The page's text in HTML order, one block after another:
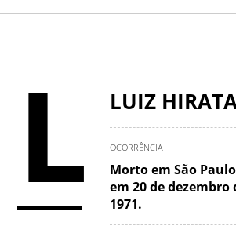
Q .R.S .T.U
W
.X.Y.Z
L LUIZ
OCORRÊNCIA
Morto em São
em 20 de dezembro
1971.